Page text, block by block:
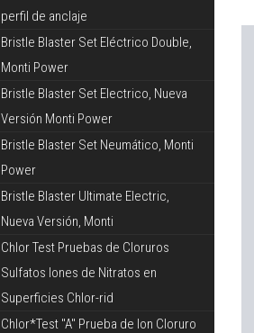
perfil de anclaje
Bristle Blaster Set Eléctrico Double,
Monti Power
Bristle Blaster Set Electrico, Nueva
Versión Monti Power
Bristle Blaster Set Neumático, Monti
Power
Bristle Blaster Ultimate Electric,
Nueva Versión, Monti
Chlor Test Pruebas de Cloruros
Sulfatos Iones de Nitratos en
Superficies Chlor-rid
Chlor*Test "A" Prueba de Ion Cloruro